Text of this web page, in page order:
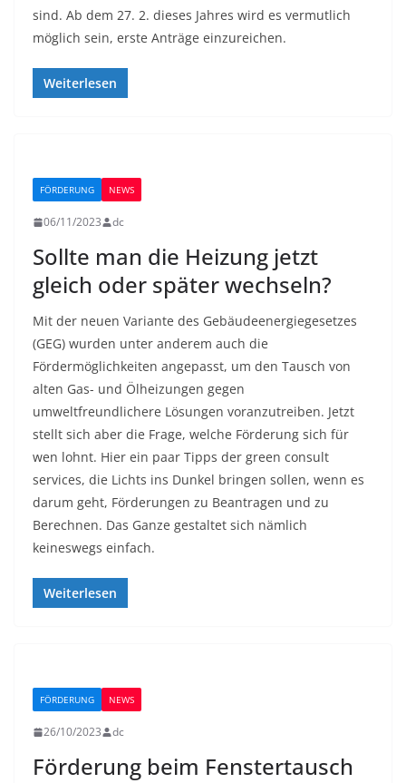
sind. Ab dem 27. 2. dieses Jahres wird es vermutlich
möglich sein, erste Anträge einzureichen.
Weiterlesen
FÖRDERUNG NEWS
06/11/2023 dc
Sollte man die Heizung jetzt
gleich oder später wechseln?
Mit der neuen Variante des Gebäudeenergiegesetzes
(GEG) wurden unter anderem auch die
Fördermöglichkeiten angepasst, um den Tausch von
alten Gas- und Ölheizungen gegen
umweltfreundlichere Lösungen voranzutreiben. Jetzt
stellt sich aber die Frage, welche Förderung sich für
wen lohnt. Hier ein paar Tipps der green consult
services, die Lichts ins Dunkel bringen sollen, wenn es
darum geht, Förderungen zu Beantragen und zu
Berechnen. Das Ganze gestaltet sich nämlich
keineswegs einfach.
Weiterlesen
FÖRDERUNG NEWS
26/10/2023 dc
Förderung beim Fenstertausch